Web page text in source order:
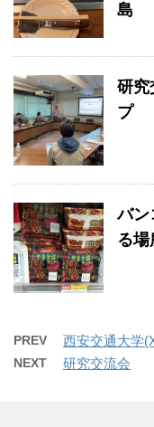
島
研究
プ
バン
る場
PREV 西安交通大学
NEXT 研究交流会